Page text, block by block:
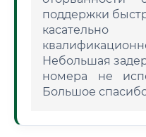
поддержки
Небольшая
номера не
Большое